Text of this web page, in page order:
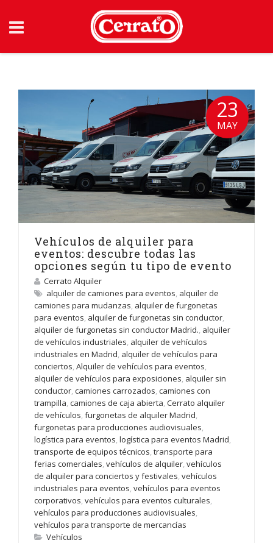
23
MAY
Vehículos de alquiler para
eventos: descubre todas las
opciones según tu tipo de evento
Cerrato Alquiler
alquiler de camiones para eventos, alquiler de
camiones para mudanzas, alquiler de furgonetas
para eventos, alquiler de furgonetas sin conductor,
alquiler de furgonetas sin conductor Madrid., alquiler
de vehículos industriales, alquiler de vehículos
industriales en Madrid, alquiler de vehículos para
conciertos, Alquiler de vehículos para eventos,
alquiler de vehículos para exposiciones, alquiler sin
conductor, camiones carrozados, camiones con
trampilla, camiones de caja abierta, Cerrato alquiler
de vehículos, furgonetas de alquiler Madrid,
furgonetas para producciones audiovisuales,
logística para eventos, logística para eventos Madrid,
transporte de equipos técnicos, transporte para
ferias comerciales, vehículos de alquiler, vehículos
de alquiler para conciertos y festivales, vehículos
industriales para eventos, vehículos para eventos
corporativos, vehículos para eventos culturales,
vehículos para producciones audiovisuales,
vehículos para transporte de mercancías
Vehículos